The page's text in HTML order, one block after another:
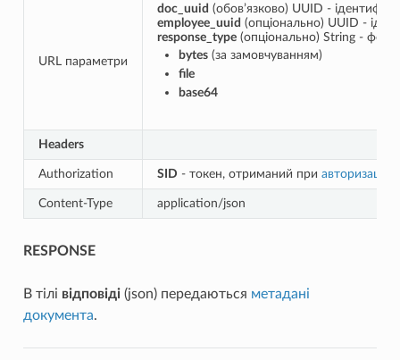
URL параметри
doc_uuid (обов’язково) UUID -
employee_uuid (опціонально) UUID -
response_type(опціонально) String -
bytes(за замовчуванням)
file
base64
Headers
Authorization SID - токен, отриманий при авторизації
Content-Type application/json
RESPONSE
В тілі відповіді(json) передаються метадані
документа.